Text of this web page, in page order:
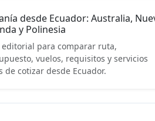
desde Ecuador: Australia,
y Polinesia
editorial para comparar ruta,
vuelos, requisitos y servicios
de cotizar desde Ecuador.